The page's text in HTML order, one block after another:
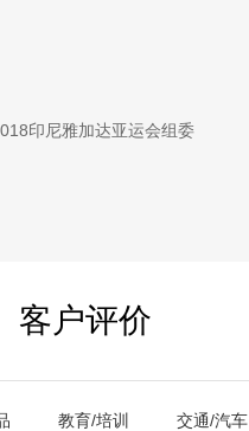
印尼雅加达亚运会组委
客户评价
教育/培训 交通/汽车